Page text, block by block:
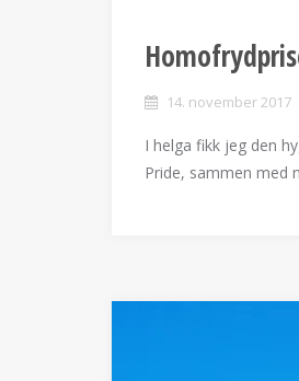
14. november 2017
I helga fikk jeg den
Pride, sammen med